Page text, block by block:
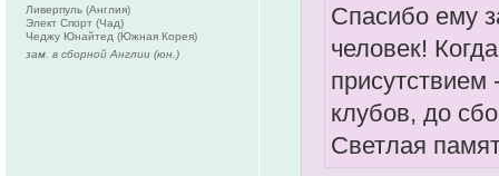
Спасибо ему
человек!
клубов, до
Светлая
Ливерпуль (Англия)
Элект Спорт (Чад)
Чеджу Юнайтед (Южная Корея)
зам. в сборной Англии (юн.)